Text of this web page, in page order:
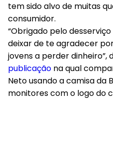
tem sido alvo de muitas
consumidor.
“Obrigado pelo
deixar de te agradecer
jovens a perder dinheiro”,
publicação na qual
Neto usando a camisa da
monitores com o logo do